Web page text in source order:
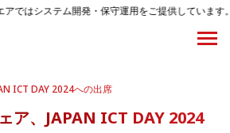
開発・保守運用をご提供しています。
ICT DAY 2024への出席
ア、JAPAN ICT DAY 2024